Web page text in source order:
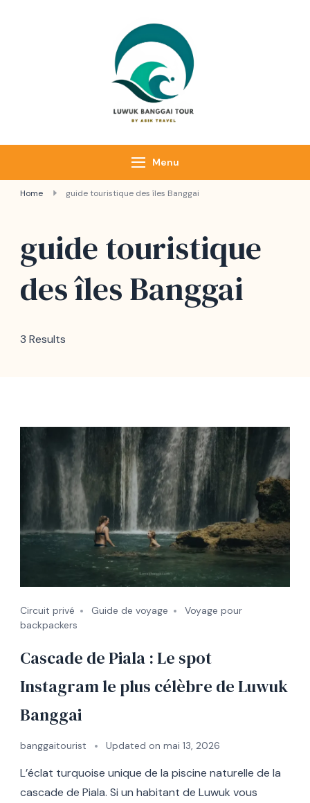
Menu
Home guide touristique des îles Banggai
guide touristique
des îles Banggai
3 Results
Circuit privé Guide de voyage
Voyage pour
backpackers
Cascade de Piala : Le spot
Instagram le plus célèbre de Luwuk
Banggai
banggaitourist Updated on mai 13, 2026
L’éclat turquoise unique de la piscine naturelle de la
cascade de Piala. Si un habitant de Luwuk vous